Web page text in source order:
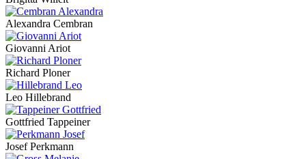
Alexandra Cembran
Giovanni Ariot
Richard Ploner
Leo Hillebrand
Gottfried Tappeiner
Josef Perkmann